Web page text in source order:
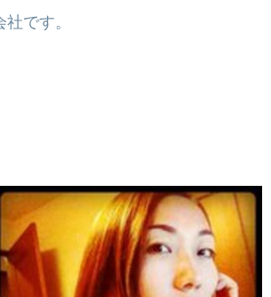
です。